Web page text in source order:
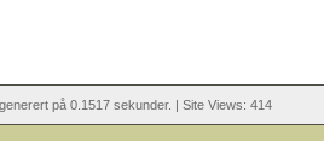
på 0.1517 sekunder. | Site Views: 414